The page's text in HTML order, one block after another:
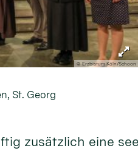
© Erzbistum Köln/Schoon
St. Georg
zusätzlich eine